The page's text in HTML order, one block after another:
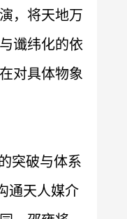
，将天地万
谶纬化的依
对具体物象
突破与体系
通天人媒介